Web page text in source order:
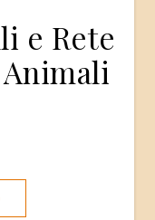
e Rete